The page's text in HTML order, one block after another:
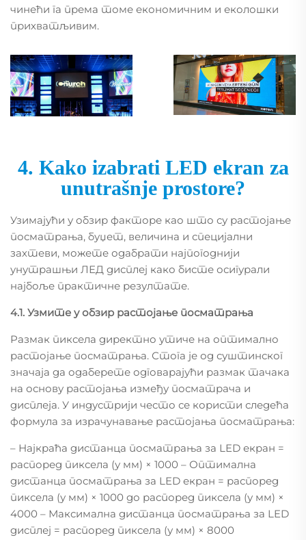
чинећи га према томе економичним и еколошки
прихватљивим.
4. Kako izabrati LED ekran za
unutrašnje prostore?
Узимајући у обзир факторе као што су растојање
посматрања, буџет, величина и специјални
захтеви, можете одабрати најпогоднији
унутрашњи ЛЕД дисплеј како бисте осигурали
најбоље практичне резултате.
4.1. Узмите у обзир растојање посматрања
Размак пиксела директно утиче на оптимално
растојање посматрања. Стога је од суштинског
значаја да одаберете одговарајући размак тачака
на основу растојања између посматрача и
дисплеја. У индустрији често се користи следећа
формула за израчунавање растојања посматрања:
– Најкраћа дистанца посматрања за LED екран =
распоред пиксела (у мм) × 1000 – Оптимална
дистанца посматрања за LED екран = распоред
пиксела (у мм) × 1000 до распоред пиксела (у мм) ×
4000 – Максимална дистанца посматрања за LED
дисплеј = распоред пиксела (у мм) × 8000